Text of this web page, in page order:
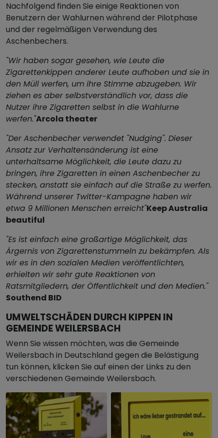
Nachfolgend finden Sie einige Reaktionen von
Benutzern der Wahlurnen während der Pilotphase
und der regelmäßigen Verwendung des
Aschenbechers.
"Wir haben sogar gesehen, wie Leute die
Zigarettenkippen anderer Leute aufhoben und sie in
den Müll werfen, um ihre Stimme abzugeben. Wir
ziehen es aber selbstverständlich vor, dass die
Nutzer ihre Zigaretten selbst in die Wahlurne
werfen."Arcola theater
"Der Aschenbecher verwendet "Nudging". Dieser
Ansatz zur Verhaltensänderung ist eine
unterhaltsame Möglichkeit, die Leute dazu zu
bringen, ihre Zigaretten in einen Aschenbecher zu
stecken, anstatt sie einfach auf die Straße zu werfen.
Während unserer Twitter-Kampagne haben wir
etwa 9 Millionen Menschen erreicht"Keep Australia
beautiful
"Es ist einfach eine großartige Möglichkeit, das
Ärgernis von Zigarettenstummeln zu bekämpfen. Als
wir es in den sozialen Medien veröffentlichten,
erhielten wir sehr gute Reaktionen von
Ratsmitgliedern, der Öffentlichkeit und den Medien."
Southend BID
UMWELTSCHÄDEN DURCH KIPPEN IN
GEMEINDE WEILERSBACH
Wenn Sie wissen möchten, was die Gemeinde
Weilersbach in Deutschland gegen die Belästigung
tun können, klicken Sie auf einen der Links zu den
verschiedenen Gemeinde Weilersbach.